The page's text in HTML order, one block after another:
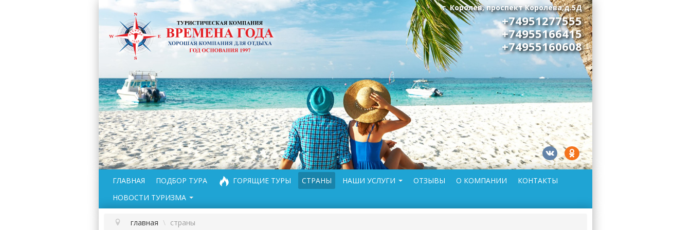
г. Королев, проспект Королева,д.5Д
+74951277555
+74955166415
+74955160608
ГЛАВНАЯ ПОДБОР ТУРА ГОРЯЩИЕ ТУРЫ СТРАНЫ НАШИ УСЛУГИ ОТЗЫВЫ О КОМПАНИИ
КОНТАКТЫ
НОВОСТИ ТУРИЗМА
главная \ страны